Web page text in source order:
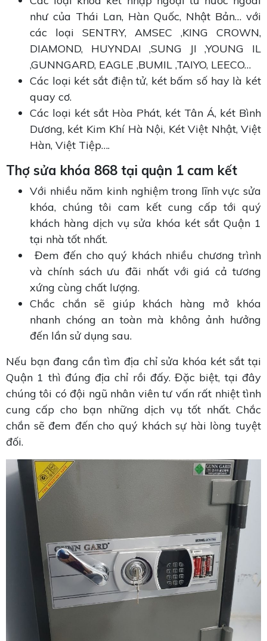
như của Thái Lan, Hàn Quốc, Nhật Bản… với
các loại SENTRY, AMSEC ,KING CROWN,
DIAMOND, HUYNDAI ,SUNG JI ,YOUNG IL
,GUNNGARD, EAGLE ,BUMIL ,TAIYO, LEECO…
Các loại két sắt điện tử, két bấm số hay là két
quay cơ.
Các loại két sắt Hòa Phát, két Tân Á, két Bình
Dương, két Kim Khí Hà Nội, Két Việt Nhật, Việt
Hàn, Việt Tiệp….
Thợ sửa khóa 868 tại quận 1 cam kết
Với nhiều năm kinh nghiệm trong lĩnh vực sửa
khóa, chúng tôi cam kết cung cấp tới quý
khách hàng dịch vụ sửa khóa két sắt Quận 1
tại nhà tốt nhất.
Đem đến cho quý khách nhiều chương trình
và chính sách ưu đãi nhất với giá cả tương
xứng cùng chất lượng.
Chắc chắn sẽ giúp khách hàng mở khóa
nhanh chóng an toàn mà không ảnh hưởng
đến lần sử dụng sau.
Nếu bạn đang cần tìm địa chỉ sửa khóa két sắt tại
Quận 1 thì đúng địa chỉ rồi đấy. Đặc biệt, tại đây
chúng tôi có đội ngũ nhân viên tư vấn rất nhiệt tình
cung cấp cho bạn những dịch vụ tốt nhất. Chắc
chắn sẽ đem đến cho quý khách sự hài lòng tuyệt
đối.